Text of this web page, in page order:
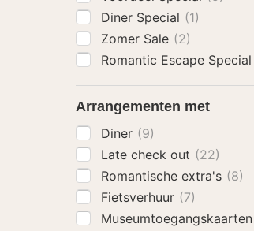
Diner Special (1)
Zomer Sale (2)
Romantic Escape Special
Arrangementen met
Diner (9)
Late check out (22)
Romantische extra's (8)
Fietsverhuur (7)
Museumtoegangskaarten